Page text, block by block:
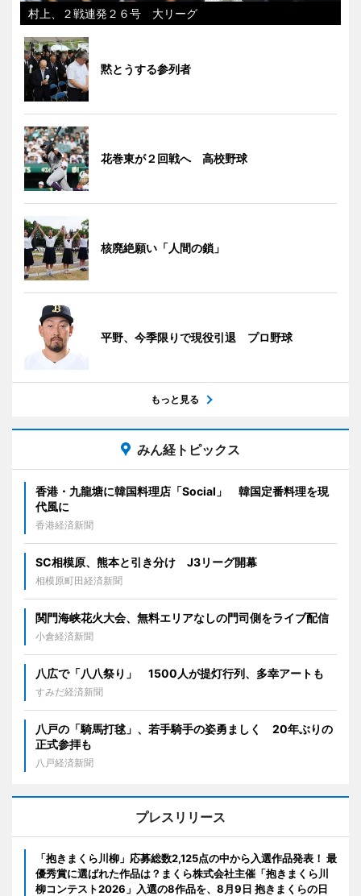
村上、２戦連発２６号 大リーグ
黙とうする参列者
花巻東が２回戦へ 高校野球
核廃絶願い「人間の鎖」
平野、今季限りで現役引退 プロ野球
もっと見る
みん経トピックス
香港・九龍塘に韓国料理店「Social」 韓国定番料理を現
代風に
香港経済新聞
SC相模原、熊本と引き分け J3リーグ開幕
相模原町田経済新聞
関門海峡花火大会、無料エリアなしの門司側をライブ配信
小倉経済新聞
八広で「八八祭り」 1500人が提灯行列、多幸アートも
すみだ経済新聞
八戸の「騎馬打毬」、若手騎手の姿勇ましく 20年ぶりの
正式参拝も
八戸経済新聞
プレスリリース
「抱きまくら川柳」応募総数2,125点の中から入選作品発表！ 最
優秀賞に選ばれた作品は？まくら株式会社主催「抱きまくら川
柳コンテスト2026」入選の8作品を、8月9日 抱きまくらの日